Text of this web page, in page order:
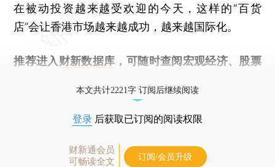
在被动投资越来越受欢迎的今天，这样的“百货
店”会让香港市场越来越成功，越来越国际化。
推荐进入 财新数据库 ，可随时查阅宏观经济、股票
本文共计2221字 订阅后继续阅读
登录 后获取已订阅的阅读权限
财新通会员
可畅读全文
订阅/会员升级